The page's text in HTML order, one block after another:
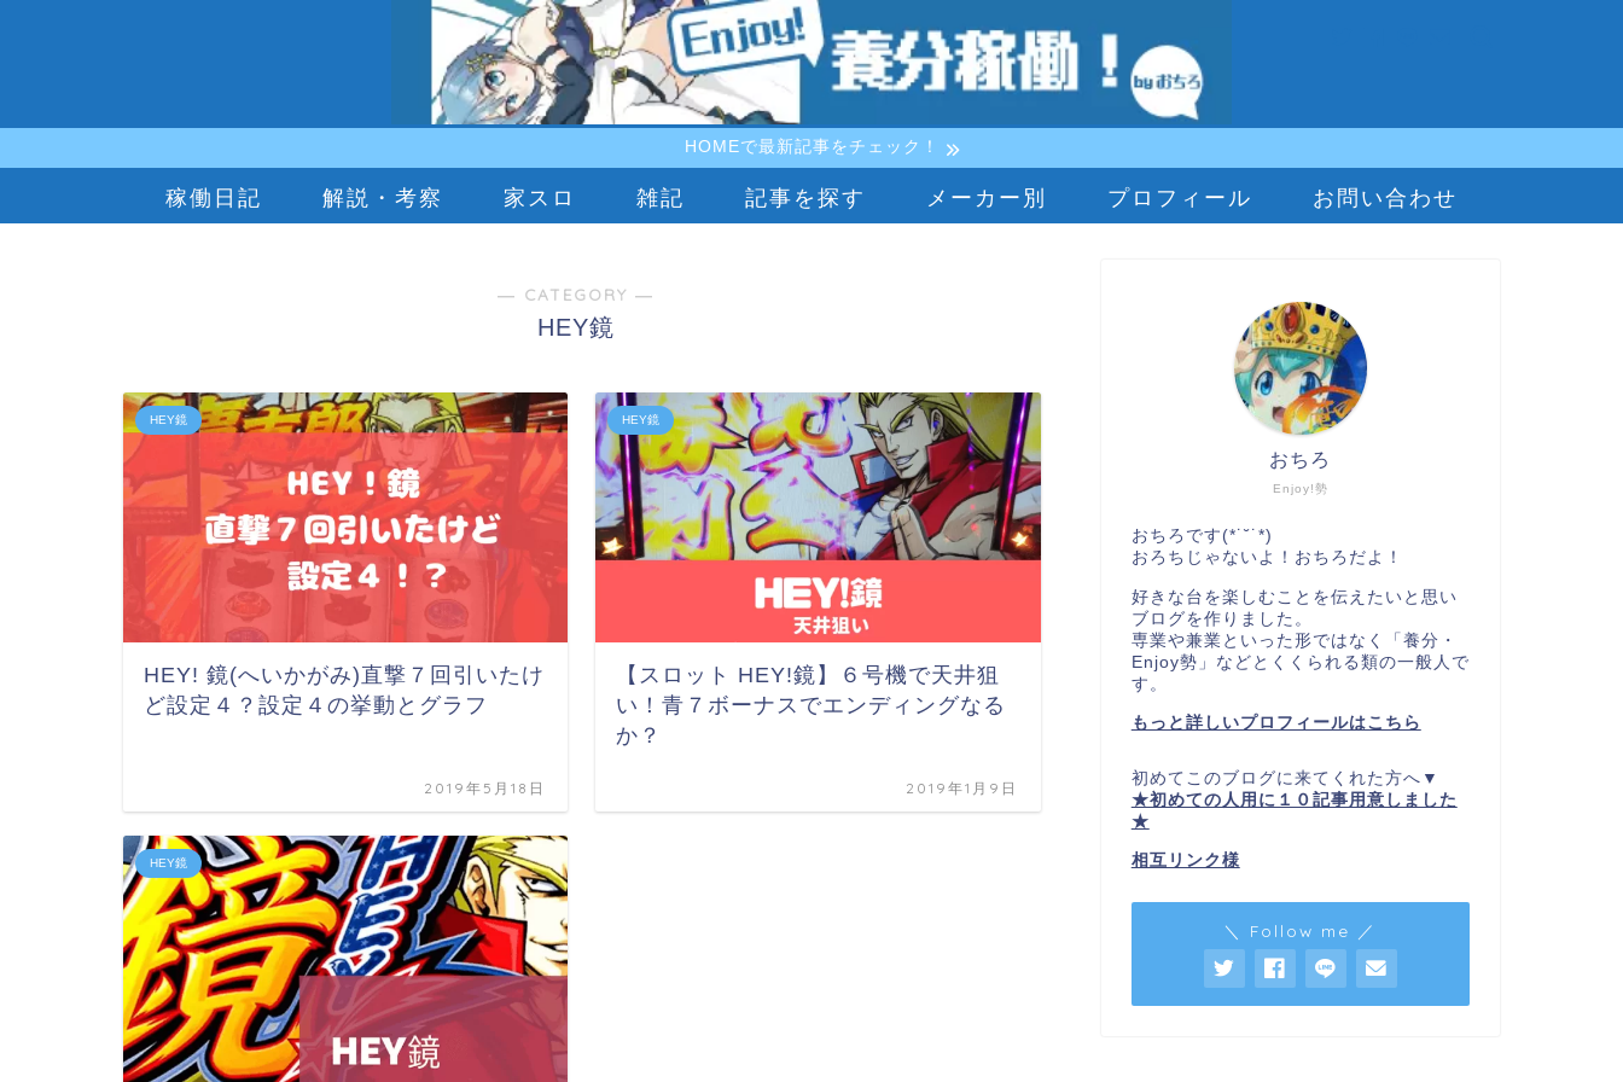
HOMEで最新記事をチェック！
稼働日記 解説・考察 家スロ 雑記 記事を探す メーカー別 プロフィール お問い合わせ
― CATEGORY ―
HEY鏡
HEY鏡
HEY! 鏡(へいかがみ)直撃７回引いたけ
ど設定４？設定４の挙動とグラフ
2019年5月18日
HEY鏡
【スロット HEY!鏡】６号機で天井狙
い！青７ボーナスでエンディングなる
か？
2019年1月9日
HEY鏡
Enjoy!勢
おちろ
おちろです(*˙˘˙*)
おろちじゃないよ！おちろだよ！
好きな台を楽しむことを伝えたいと思い
ブログを作りました。
専業や兼業といった形ではなく「養分・
Enjoy勢」などとくくられる類の一般人で
す。
もっと詳しいプロフィールはこちら
初めてこのブログに来てくれた方へ▼
★初めての人用に１０記事用意しました
★
相互リンク様
＼ Follow me ／